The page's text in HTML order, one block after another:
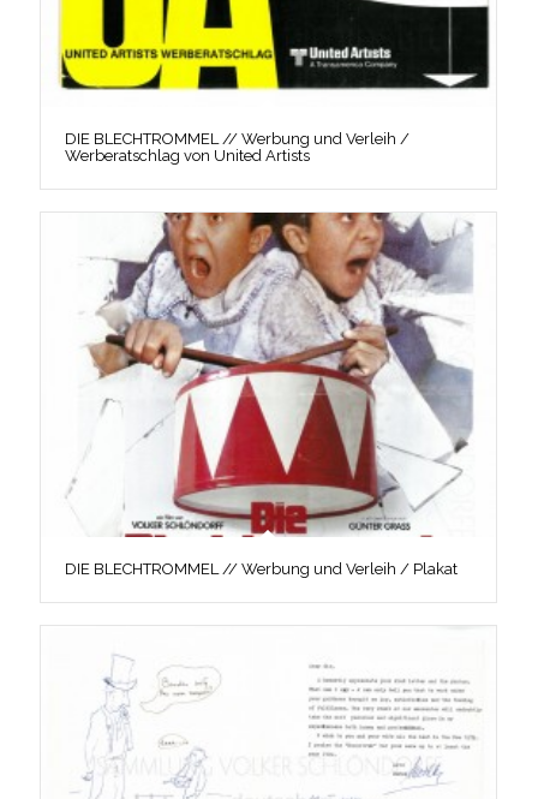
DIE BLECHTROMMEL // Werbung und Verleih /
Werberatschlag von United Artists
DIE BLECHTROMMEL // Werbung und Verleih / Plakat